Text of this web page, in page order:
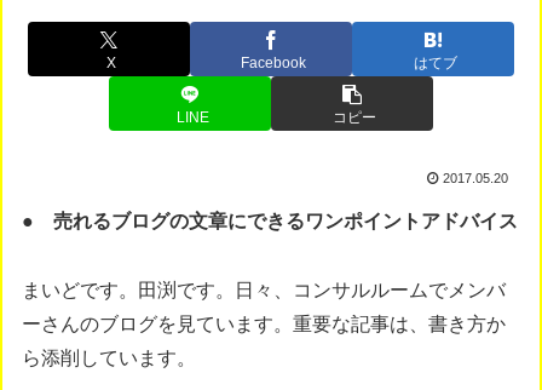
X Facebook はてブ
LINE コピー
2017.05.20
● 売れるブログの文章にできるワンポイントアドバイス
まいどです。田渕です。日々、コンサルルームでメンバ
ーさんのブログを見ています。重要な記事は、書き方か
ら添削しています。